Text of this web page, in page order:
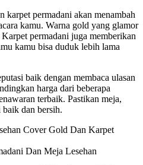
karpet permadani akan menambah
kamu. Warna gold yang glamor
permadani juga memberikan
kamu bisa duduk lebih lama
baik dengan membaca ulasan
harga dari beberapa
terbaik. Pastikan meja,
dan bersih.
Dan Meja Lesehan